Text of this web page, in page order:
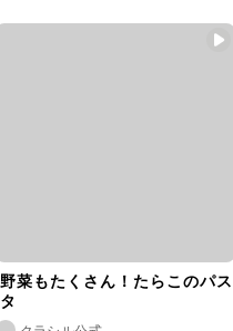
野菜もたくさん！たらこのパス
タ